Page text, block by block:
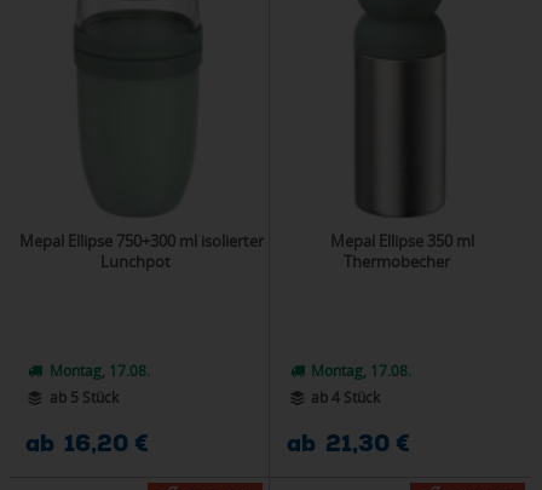
Mepal Ellipse 750+300 ml isolierter
Lunchpot
Montag, 17.08.
ab 5 Stück
ab 16,20 €
Mepal Ellipse 350 ml
Thermobecher
Montag, 17.08.
ab 4 Stück
ab 21,30 €